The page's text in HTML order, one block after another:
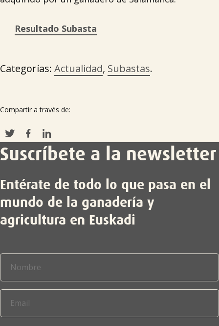
Resultado Subasta
Categorías: Actualidad, Subastas.
Compartir a través de:
Suscríbete a la newsletter
Entérate de todo lo que pasa en el
mundo de la ganadería y
agricultura en Euskadi